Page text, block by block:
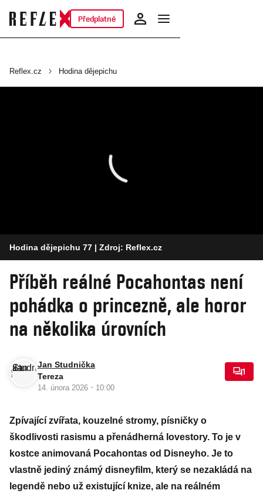
Předplatné
Reflex.cz Hodina dějepichu
Hodina dějepichu 77 | Zdroj: Reflex.cz
Příběh reálné Pocahontas není
pohádka o princezně, ale horor
na několika úrovních
Jan Studnička
Tereza
14. února 2026 · 10:00
1
Zpívající zvířata, kouzelné stromy, písničky o
škodlivosti rasismu a přenádherná lovestory. To je v
kostce animovaná Pocahontas od Disneyho. Je to
vlastně jediný známý disneyfilm, který se nezakládá na
legendě nebo už existující knize, ale na reálném